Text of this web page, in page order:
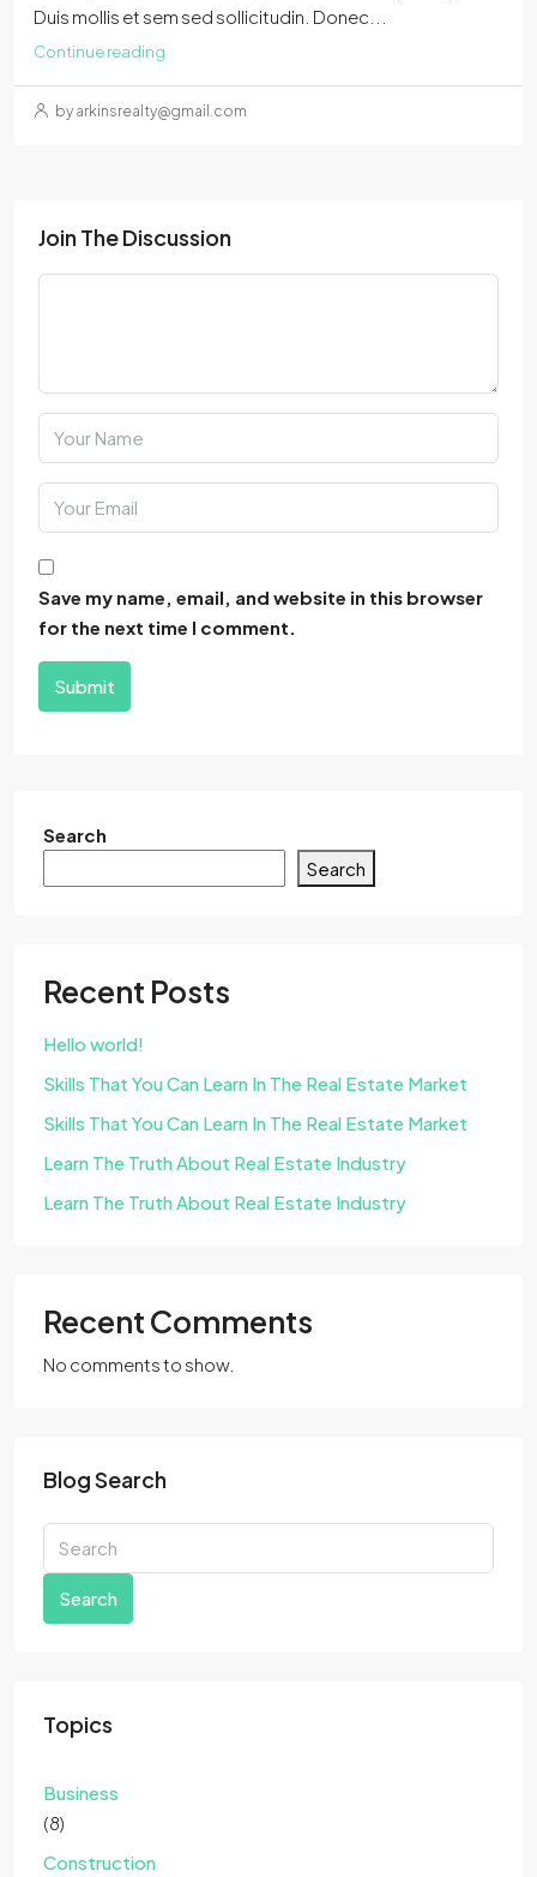
Duis mollis et sem sed sollicitudin. Donec...
Continue reading
by arkinsrealty@gmail.com
Join The Discussion
Save my name, email, and website in this browser
for the next time I comment.
Submit
Search
Search
Recent Posts
Hello world!
Skills That You Can Learn In The Real Estate Market
Skills That You Can Learn In The Real Estate Market
Learn The Truth About Real Estate Industry
Learn The Truth About Real Estate Industry
Recent Comments
No comments to show.
Blog Search
Search
Topics
Business
(8)
Construction